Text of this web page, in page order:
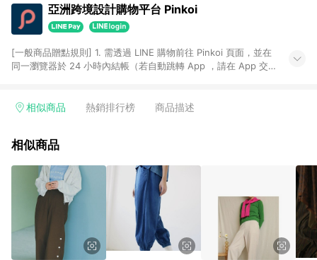
亞洲跨境設計購物平台 Pinkoi
[一般商品贈點規則] 1. 需透過 LINE 購物前往 Pinkoi 頁面，並在
同一瀏覽器於 24 小時內結帳（若自動跳轉 App ，請在 App 交
回饋訂單不得享有 Pinkoi 站方優惠，例如首購優惠，P coins，
行為，不具贈點資格，部分退款不在此限。 6. APP 請更新至
貨後 45 天後發送。 8. 群眾募資商品，禮物卡，開館保證金，補
運費，攤位費等不具贈點資格。 9. LINE 購物站上之商品規格、
顏色、價位、贈品如與 Pinkoi 商品資訊頁及購物車不符，以
Pinkoi 購物商品資訊頁及購物車標示為準。 10. 點數紅包使用規
則請以點數紅包活動說明為準。 11. 若於 LINE 購物前往 Pinkoi
頁面後才首次下載 Pinkoi APP 並完成訂單，不符合導購資格；承
上，首次下載 Pinkoi APP 後，需透過 LINE 購物前往 Pinkoi 頁
相似商品 熱銷排行榜 商品描述
相似商品